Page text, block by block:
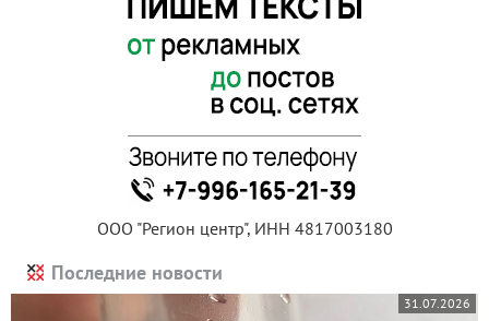
ООО "Регион центр", ИНН 4817003180
Последние новости
31.07.2026